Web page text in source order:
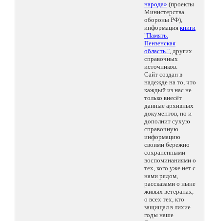
народа» (проекты
Министерства
обороны РФ),
информация книги
"Память.
Пензенская
область.", других
справочных
источников.
Сайт создан в
надежде на то, что
каждый из нас не
только внесёт
данные архивных
документов, но и
дополнит сухую
справочную
информацию
своими бережно
сохраненными
воспоминаниями о
тех, кого уже нет с
нами рядом,
рассказами о ныне
живых ветеранах,
о всех тех, кто
защищал в лихие
годы наше